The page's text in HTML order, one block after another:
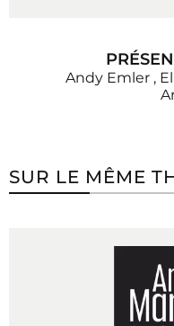
Andy Emler,
SUR LE MÊME